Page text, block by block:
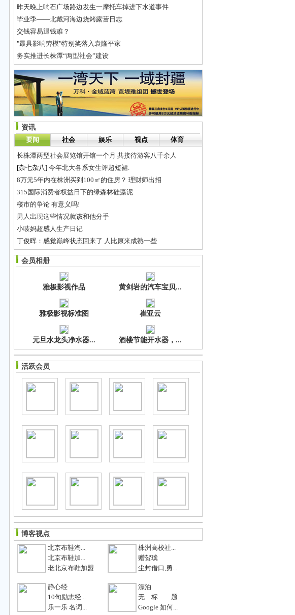
昨天晚上响石广场路边发生一摩托车掉进下水道事件
毕业季——北戴河海边烧烤露营日志
交钱容易退钱难？
"最具影响劳模"特别奖落入袁隆平家
务实推进长株潭“两型社会”建设
资讯
要闻
社会 娱乐 视点 体育
长株潭两型社会展览馆开馆一个月 共接待游客八千余人
[杂七杂八] 今年北大各系女生评超短裙.
8万元5年内在株洲买到100㎡的住房？ 理财师出招
315国际消费者权益日下的绿森林硅藻泥
楼市的争论 有意义吗!
男人出现这些情况就该和他分手
小唛妈超感人生产日记
丁俊晖：感觉巅峰状态回来了 人比原来成熟一些
家居装饰质量验收标准(正点万总教你搞装修）
王志梅老师主持千人大会万人在线围观
会员相册
雅极影视作品 黄剑岩的汽车宝贝...
雅极影视标准图 崔亚云
元旦水龙头净水器... 酒楼节能开水器，...
活跃会员
博客视点
北京布鞋淘...
北京布鞋加...
老北京布鞋加盟
株洲高校社...
赠贺璞
尘封借口,勇...
静心经
10句励志经...
乐一乐 名词...
漂泊
无 标 题
Google 如何...